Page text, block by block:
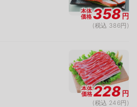
本体
価格358円
(税込 386円)
本体
価格228円
(税込 246円)